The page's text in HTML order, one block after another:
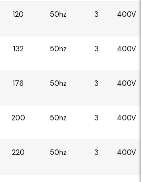
120 50hz 3 400V
132 50hz 3 400V
176 50hz 3 400V
200 50hz 3 400V
220 50hz 3 400V